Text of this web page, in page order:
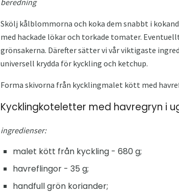
Skölj kålblommorna och koka dem snabbt i
med hackade lökar och torkade tomater.
grönsakerna. Därefter sätter vi vår viktigaste
universell krydda för kyckling och ketchup.
Forma skivorna från kycklingmalet kött med
Kycklingkoteletter med havregryn i
ingredienser:
malet kött från kyckling - 680 g;
havreflingor - 35 g;
handfull grön koriander;